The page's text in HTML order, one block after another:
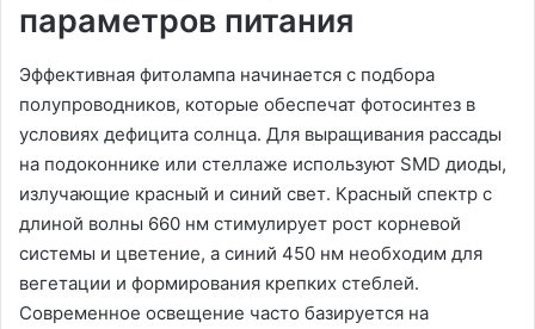
параметров питания
Эффективная фитолампа начинается с подбора
полупроводников, которые обеспечат фотосинтез в
условиях дефицита солнца․ Для выращивания рассады
на подоконнике или стеллаже используют SMD диоды,
излучающие красный и синий свет․ Красный спектр с
длиной волны 660 нм стимулирует рост корневой
системы и цветение, а синий 450 нм необходим для
вегетации и формирования крепких стеблей․
Современное освещение часто базируется на